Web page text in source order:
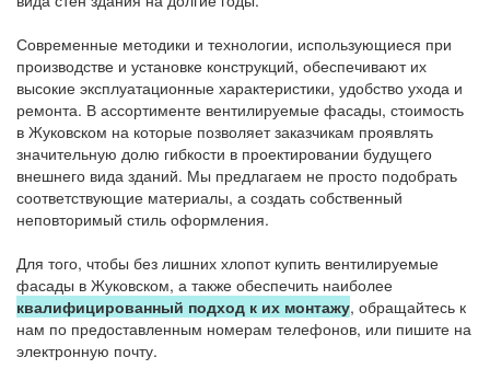
Современные методики и технологии, использующиеся при
производстве и установке конструкций, обеспечивают их
высокие эксплуатационные характеристики, удобство ухода и
ремонта. В ассортименте вентилируемые фасады, стоимость
в Жуковском на которые позволяет заказчикам проявлять
значительную долю гибкости в проектировании будущего
внешнего вида зданий. Мы предлагаем не просто подобрать
соответствующие материалы, а создать собственный
неповторимый стиль оформления.
Для того, чтобы без лишних хлопот купить вентилируемые
фасады в Жуковском, а также обеспечить наиболее
квалифицированный подход к их монтажу, обращайтесь к
нам по предоставленным номерам телефонов, или пишите на
электронную почту.